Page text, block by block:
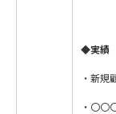
◆実績
・新規
・〇